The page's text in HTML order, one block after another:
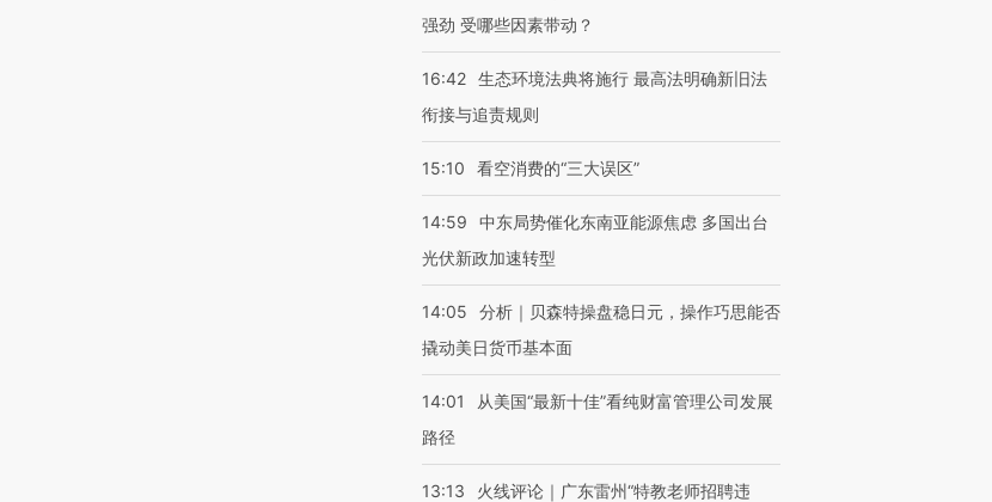
强劲 受哪些因素带动？
16:42 生态环境法典将施行 最高法明确新旧法
衔接与追责规则
15:10 看空消费的“三大误区”
14:59
中东局势催化东南亚能源焦虑 多国出台
光伏新政加速转型
14:05
分析｜贝森特操盘稳日元，操作巧思能否
撬动美日货币基本面
14:01
从美国“最新十佳”看纯财富管理公司发展
路径
13:13
火线评论｜广东雷州“特教老师招聘违